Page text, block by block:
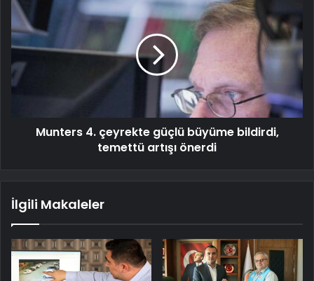
Munters 4. çeyrekte güçlü büyüme bildirdi,
temettü artışı önerdi
İlgili Makaleler